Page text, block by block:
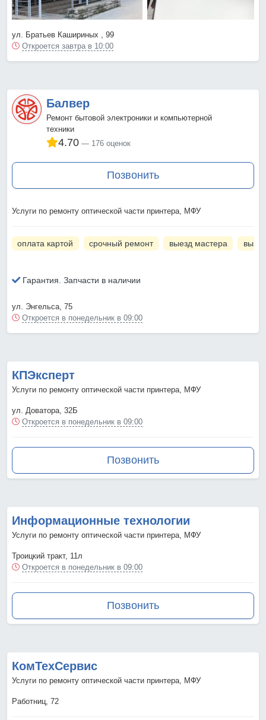
ул. Братьев Кашириных , 99
Откроется завтра в 10:00
Балвер
Ремонт бытовой электроники и компьютерной
техники
4.70 176 оценок
Позвонить
Услуги по ремонту оптической части принтера, МФУ
оплата картой срочный ремонт выезд мастера
Гарантия. Запчасти в наличии
ул. Энгельса, 75
Откроется в понедельник в 09:00
КПЭксперт
Услуги по ремонту оптической части принтера, МФУ
ул. Доватора, 32Б
Откроется в понедельник в 09:00
Позвонить
Информационные технологии
Услуги по ремонту оптической части принтера, МФУ
Троицкий тракт, 11л
Откроется в понедельник в 09:00
Позвонить
КомТехСервис
Услуги по ремонту оптической части принтера, МФУ
Работниц, 72